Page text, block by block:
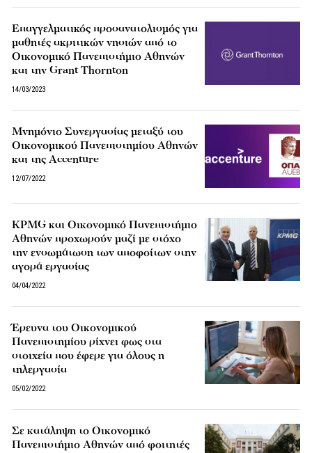
Επαγγελματικός προσανατολισμός για
μαθητές ακριτικών νησιών από το
Οικονομικό Πανεπιστήμιο Αθηνών
και την Grant Thornton
14/03/2023
Μνημόνιο Συνεργασίας μεταξύ του
Οικονομικού Πανεπιστημίου Αθηνών
και της Accenture
12/07/2022
KPMG και Οικονομικό Πανεπιστήμιο
Αθηνών προχωρούν μαζί με στόχο
την ενσωμάτωση των αποφοίτων στην
αγορά εργασίας
04/04/2022
Έρευνα του Οικονομικού
Πανεπιστημίου ρίχνει φως στα
στοιχεία που έφερε για όλους η
τηλεργασία
05/02/2022
Σε κατάληψη το Οικονομικό
Πανεπιστήμιο Αθηνών από φοιτητές